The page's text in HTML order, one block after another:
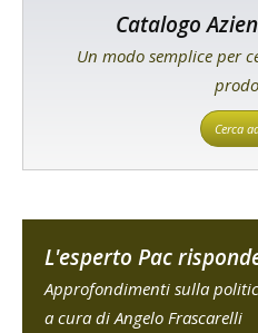
Catalogo
Un modo semplice per
Cerca
L'esperto Pac
Approfondimenti sulla
a cura di Angelo Frascarelli